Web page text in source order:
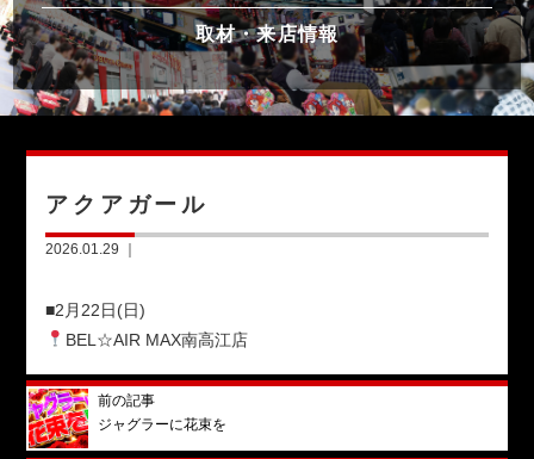
取材・来店情報
アクアガール
2026.01.29 ｜
■2月22日(日)
BEL☆AIR MAX南高江店
前の記事
ジャグラーに花束を